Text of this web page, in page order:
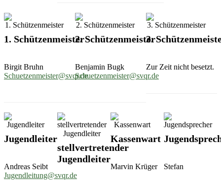
1. Schützenmeister
Birgit Bruhn
Schuetzenmeister@svqr.de
2. Schützenmeister
Benjamin Bugk
Schuetzenmeister@svqr.de
3.
Zur Zeit nicht besetzt.
Jugendleiter
Andreas Seibt
Jugendleitung@svqr.de
stellvertretender
Jugendleiter
Kassenwart
Marvin Krüger Stefan